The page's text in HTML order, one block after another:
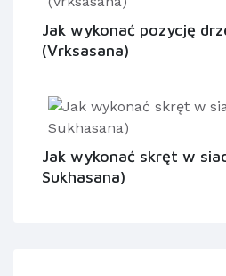
Jak wykonać pozycję
(Vrksasana)
Jak wykonać skręt w
Sukhasana)